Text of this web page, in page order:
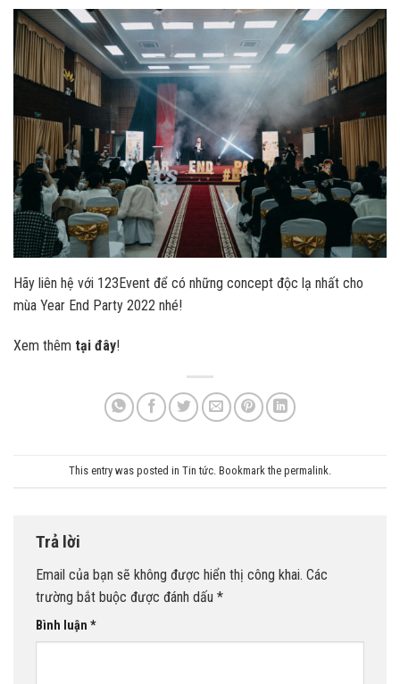
Hãy liên hệ với 123Event để có những concept độc lạ nhất cho
mùa Year End Party 2022 nhé!
Xem thêm tại đây!
This entry was posted in Tin tức . Bookmark the permalink
Trả lời
Email của bạn sẽ không được hiển thị công khai. Các
trường bắt buộc được đánh dấu *
Bình luận *